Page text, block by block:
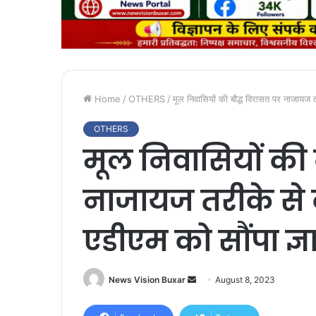
Home / OTHERS / मूल निवासियों की बौद्ध विरासत पर
OTHERS
मूल निवासियों की
नाजायज तरीके से
एडीएम को सौंपा
News Vision Buxar
n
August 8, 2023